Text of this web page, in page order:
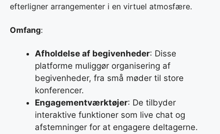
efterligner arrangementer i en virtuel atmosfære.
Omfang:
Afholdelse af begivenheder: Disse
platforme muliggør organisering af
begivenheder, fra små møder til store
konferencer.
Engagementværktøjer: De tilbyder
interaktive funktioner som live chat og
afstemninger for at engagere deltagerne.